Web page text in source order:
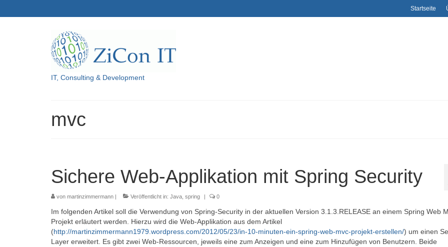
Startseite
IT, Consulting & Development
mvc
Sichere Web-Applikation mit Spring Security
von martinzimmermann | Veröffentlicht in: Java spring | 0
Im folgenden Artikel soll die Verwendung von Spring-Security in der aktuellen Version 3.1.3.RELEASE an einem Spring Web
Projekt erläutert werden. Hierzu wird die Web-Applikation aus dem Artikel
(http://martinzimmermann1979.wordpress.com/2012/05/23/in-10-minuten-ein-spring-web-mvc-projekt-erstellen/) um einen
Layer erweitert. Es gibt zwei Web-Ressourcen, jeweils eine zum Anzeigen und eine zum Hinzufügen von Benutzern. Beide